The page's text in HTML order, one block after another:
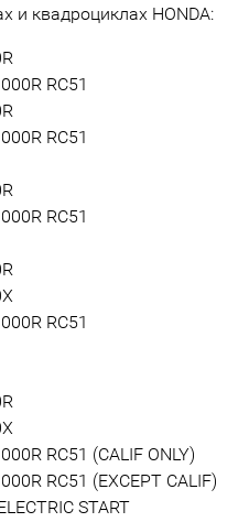
и квадроциклах HONDA:
RC51
RC51
RC51
RC51
RC51 (CALIF ONLY)
RC51 (EXCEPT CALIF)
START